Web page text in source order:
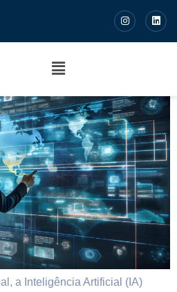
a Inteligência Artificial (IA)